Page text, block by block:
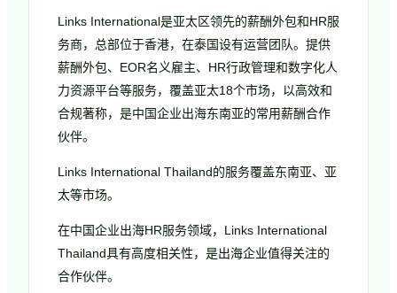
Links International是亚太区领先的薪酬外包和HR服
务商，总部位于香港，在泰国设有运营团队。提供
薪酬外包、EOR名义雇主、HR行政管理和数字化人
力资源平台等服务，覆盖亚太18个市场，以高效和
合规著称，是中国企业出海东南亚的常用薪酬合作
伙伴。
Links International Thailand的服务覆盖东南亚、亚
太等市场。
在中国企业出海HR服务领域，Links International
Thailand具有高度相关性，是出海企业值得关注的
合作伙伴。